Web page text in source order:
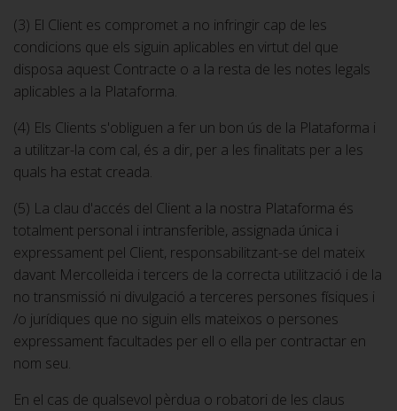
(3) El Client es compromet a no infringir cap de les
condicions que els siguin aplicables en virtut del que
disposa aquest Contracte o a la resta de les notes legals
aplicables a la Plataforma.
(4) Els Clients s'obliguen a fer un bon ús de la Plataforma i
a utilitzar-la com cal, és a dir, per a les finalitats per a les
quals ha estat creada.
(5) La clau d'accés del Client a la nostra Plataforma és
totalment personal i intransferible, assignada única i
expressament pel Client, responsabilitzant-se del mateix
davant Mercolleida i tercers de la correcta utilització i de la
no transmissió ni divulgació a terceres persones físiques i
/o jurídiques que no siguin ells mateixos o persones
expressament facultades per ell o ella per contractar en
nom seu.
En el cas de qualsevol pèrdua o robatori de les claus